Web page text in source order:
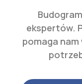
ekspertów.
pomaga